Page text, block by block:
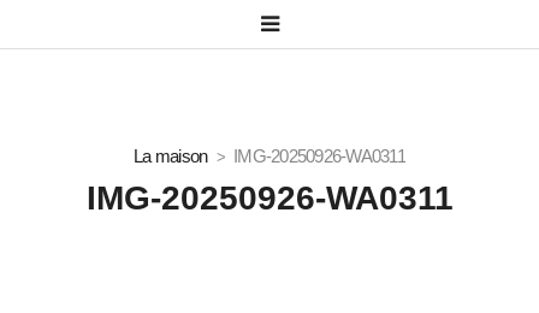
La maison IMG-20250926-WA0311
IMG-20250926-WA0311